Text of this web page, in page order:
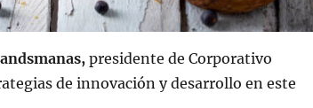
presidente de Corporativo
de innovación y desarrollo en este